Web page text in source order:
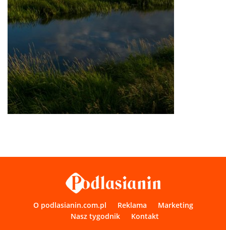
O podlasianin.com.pl Reklama
Marketing
Nasz tygodnik
Kontakt